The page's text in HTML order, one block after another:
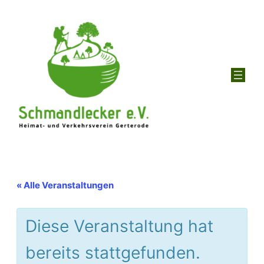
« Alle Veranstaltungen
Diese Veranstaltung hat
bereits stattgefunden.